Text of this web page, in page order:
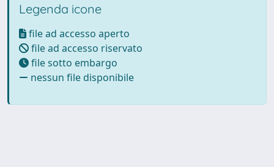
Legenda icone
file ad accesso aperto
file ad accesso riservato
file sotto embargo
nessun file disponibile